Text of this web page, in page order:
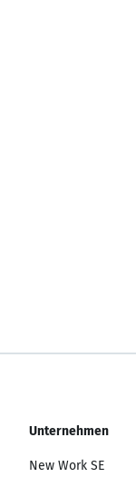
Unternehmen
New Work SE